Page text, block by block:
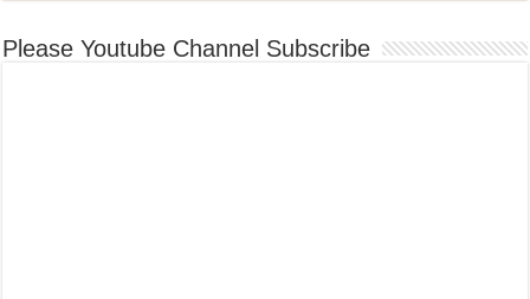
Please Youtube Channel Subscribe